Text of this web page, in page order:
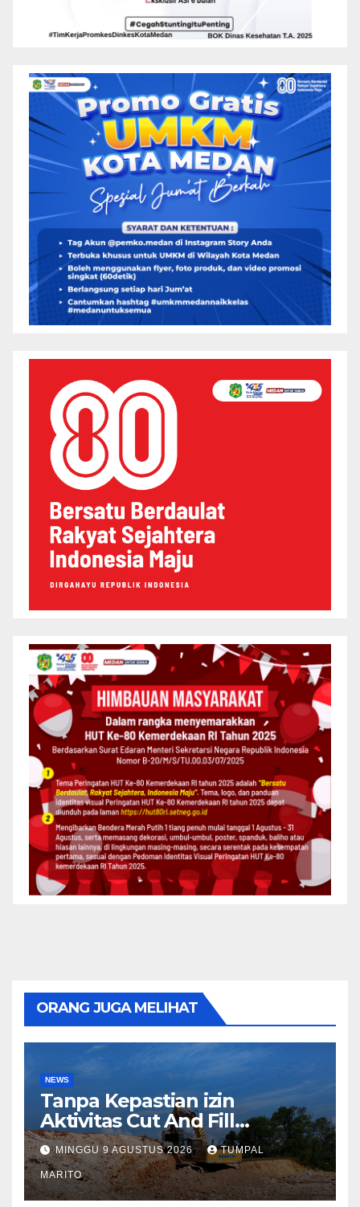
ORANG JUGA MELIHAT
NEWS
Tanpa Kepastian izin
Aktivitas Cut And Fill
Sekupang Ganggu warga
dan Pengguna jalan
MINGGU 9 AGUSTUS 2026 TUMPAL
MARITO